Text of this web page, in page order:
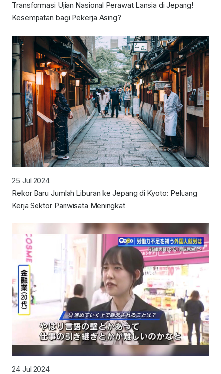
Transformasi Ujian Nasional Perawat Lansia di Jepang!
Kesempatan bagi Pekerja Asing?
25 Jul 2024
Rekor Baru Jumlah Liburan ke Jepang di Kyoto: Peluang
Kerja Sektor Pariwisata Meningkat
24 Jul 2024